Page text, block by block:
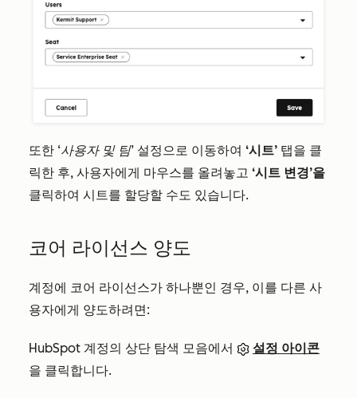
또한 ‘사용자 및 팀’ 설정으로 이동하여 ‘시트’ 탭을 클
릭한 후, 사용자에게 마우스를 올려놓고 ‘시트 변경’을
클릭하여 시트를 할당할 수도 있습니다.
코어 라이선스 양도
계정에 코어 라이선스가 하나뿐인 경우, 이를 다른 사
용자에게 양도하려면:
HubSpot 계정의 상단 탐색 모음에서
설정 아이콘
을 클릭합니다.